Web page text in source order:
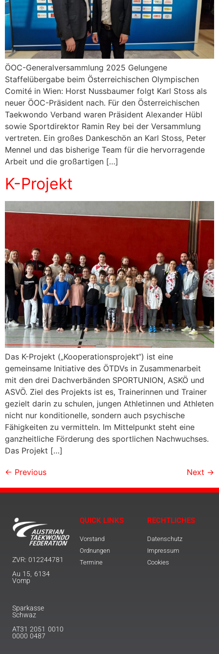
ÖOC-Generalversammlung 2025 Gelungene
Staffelübergabe beim Österreichischen Olympischen
Comité in Wien: Horst Nussbaumer folgt Karl Stoss als
neuer ÖOC-Präsident nach. Für den Österreichischen
Taekwondo Verband waren Präsident Alexander Hübl
sowie Sportdirektor Ramin Rey bei der Versammlung
vertreten. Ein großes Dankeschön an Karl Stoss, Peter
Mennel und das bisherige Team für die hervorragende
Arbeit und die großartigen […]
K-Projekt
Das K-Projekt („Kooperationsprojekt“) ist eine
gemeinsame Initiative des ÖTDVs in Zusammenarbeit
mit den drei Dachverbänden SPORTUNION, ASKÖ und
ASVÖ. Ziel des Projekts ist es, Trainerinnen und Trainer
gezielt darin zu schulen, jungen Athletinnen und Athleten
nicht nur konditionelle, sondern auch psychische
Fähigkeiten zu vermitteln. Im Mittelpunkt steht eine
ganzheitliche Förderung des sportlichen Nachwuchses.
Das Projekt […]
← Previous Next →
ZVR: 012244781
Au 15, 6134
Vomp
Sparkasse
Schwaz
AT31 2051 0010
0000 0487
QUICK LINKS
Vorstand
Ordnungen
Termine
RECHTLICHES
Datenschutz
Impressum
Cookies